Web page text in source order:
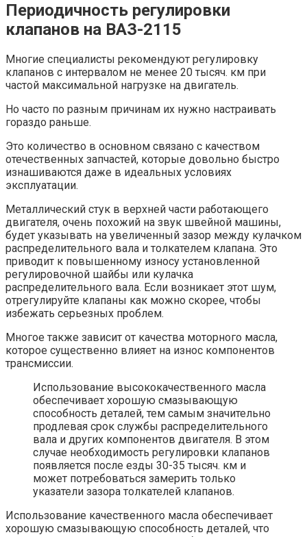
Периодичность регулировки
клапанов на ВАЗ-2115
Многие специалисты рекомендуют регулировку
клапанов с интервалом не менее 20 тысяч. км при
частой максимальной нагрузке на двигатель.
Но часто по разным причинам их нужно настраивать
гораздо раньше.
Это количество в основном связано с качеством
отечественных запчастей, которые довольно быстро
изнашиваются даже в идеальных условиях
эксплуатации.
Металлический стук в верхней части работающего
двигателя, очень похожий на звук швейной машины,
будет указывать на увеличенный зазор между кулачком
распределительного вала и толкателем клапана. Это
приводит к повышенному износу установленной
регулировочной шайбы или кулачка
распределительного вала. Если возникает этот шум,
отрегулируйте клапаны как можно скорее, чтобы
избежать серьезных проблем.
Многое также зависит от качества моторного масла,
которое существенно влияет на износ компонентов
трансмиссии.
Использование высококачественного масла
обеспечивает хорошую смазывающую
способность деталей, тем самым значительно
продлевая срок службы распределительного
вала и других компонентов двигателя. В этом
случае необходимость регулировки клапанов
появляется после езды 30-35 тысяч. км и
может потребоваться замерить только
указатели зазора толкателей клапанов.
Использование качественного масла обеспечивает
хорошую смазывающую способность деталей, что